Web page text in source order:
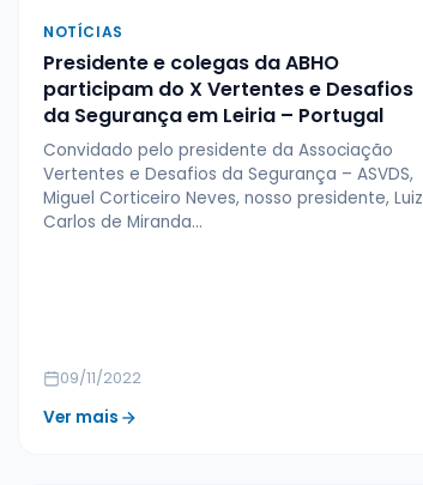
NOTÍCIAS
Presidente e colegas da ABHO
participam do X Vertentes e Desafios
da Segurança em Leiria – Portugal
Convidado pelo presidente da Associação
Vertentes e Desafios da Segurança – ASVDS,
Miguel Corticeiro Neves, nosso presidente, Luiz
Carlos de Miranda…
09/11/2022
Ver mais